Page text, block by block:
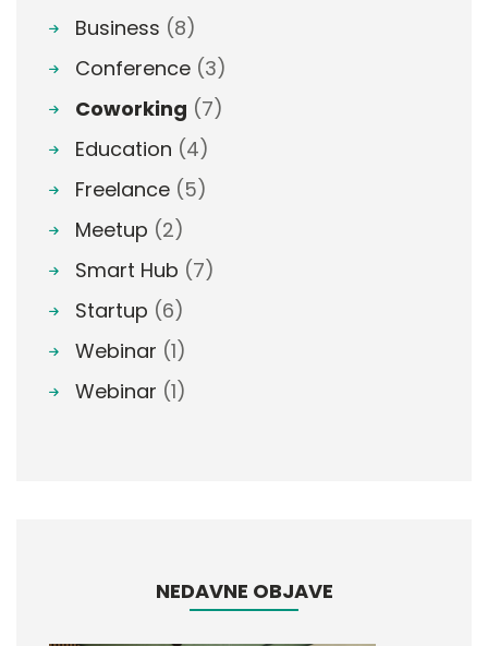
Business (8)
Conference (3)
Coworking (7)
Education (4)
Freelance (5)
Meetup (2)
Smart Hub (7)
Startup (6)
Webinar (1)
Webinar (1)
NEDAVNE OBJAVE